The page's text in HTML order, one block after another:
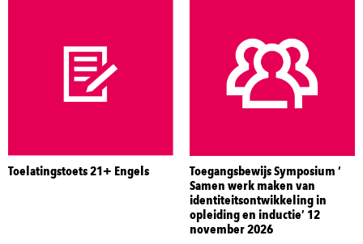
Toelatingstoets 21+ Engels
Toegangsbewijs Symposium ‘
Samen werk maken van
identiteitsontwikkeling in
opleiding en inductie’ 12
november 2026